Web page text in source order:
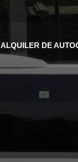
ALQUILER DE